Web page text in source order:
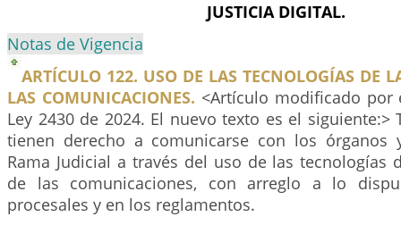
JUSTICIA DIGITAL.
Notas de Vigencia
ARTÍCULO 122. USO DE LAS TECNOLOGÍAS DE
LAS COMUNICACIONES. <Artículo modificado
Ley 2430 de 2024. El nuevo texto es el siguiente:>
tienen derecho a comunicarse con los órganos
Rama Judicial a través del uso de las tecnologías
de las comunicaciones, con arreglo a lo
procesales y en los reglamentos.